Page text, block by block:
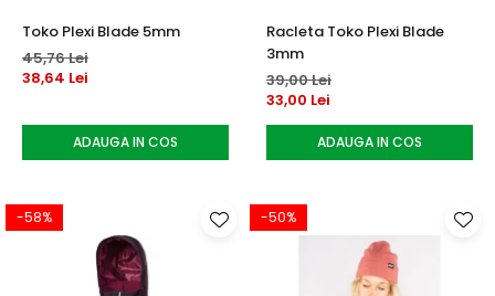
Toko Plexi Blade 5mm
45,76 Lei
38,64 Lei
ADAUGA IN COS
Racleta Toko Plexi Blade
3mm
39,00 Lei
33,00 Lei
ADAUGA IN COS
-58% -50%